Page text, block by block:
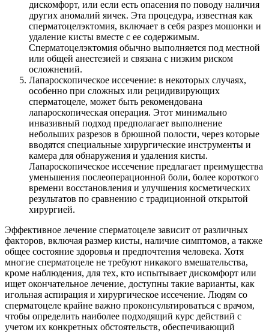
дискомфорт, или если есть опасения по поводу наличия
других аномалий яичек. Эта процедура, известная как
сперматоцелэктомия, включает в себя разрез мошонки и
удаление кисты вместе с ее содержимым.
Сперматоцелэктомия обычно выполняется под местной
или общей анестезией и связана с низким риском
осложнений.
Лапароскопическое иссечение: в некоторых случаях,
особенно при сложных или рецидивирующих
сперматоцеле, может быть рекомендована
лапароскопическая операция. Этот минимально
инвазивный подход предполагает выполнение
небольших разрезов в брюшной полости, через которые
вводятся специальные хирургические инструменты и
камера для обнаружения и удаления кисты.
Лапароскопическое иссечение предлагает преимущества
уменьшения послеоперационной боли, более короткого
времени восстановления и улучшения косметических
результатов по сравнению с традиционной открытой
хирургией.
Эффективное лечение сперматоцеле зависит от различных
факторов, включая размер кисты, наличие симптомов, а также
общее состояние здоровья и предпочтения человека. Хотя
многие сперматоцеле не требуют никакого вмешательства,
кроме наблюдения, для тех, кто испытывает дискомфорт или
ищет окончательное лечение, доступны такие варианты, как
игольная аспирация и хирургическое иссечение. Людям со
сперматоцеле крайне важно проконсультироваться с врачом,
чтобы определить наиболее подходящий курс действий с
учетом их конкретных обстоятельств, обеспечивающий